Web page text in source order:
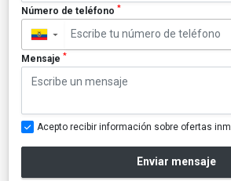
Número de teléfono *
▼
Mensaje *
Acepto recibir información sobre ofertas
Enviar mensaje